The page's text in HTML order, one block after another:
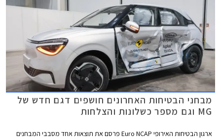
מבחני הבטיחות האחרונים חושפים דגם חדש של
MG וגם מספר כשלונות והצלחות
ארגון הבטיחות האירופי Euro NCAP פרסם את תוצאות אחד מסבבי המבחנים